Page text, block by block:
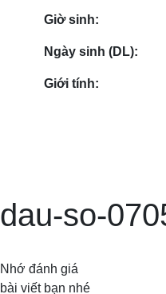
Giờ sinh:
Ngày sinh (DL):
Giới tính:
dau-so-
Nhớ đánh giá
bài viết bạn nhé